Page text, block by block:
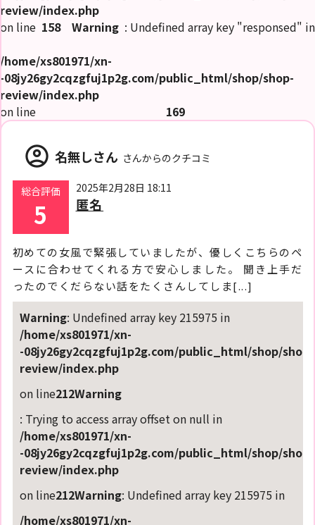
review/index.php
on line 158 Warning : Undefined array key "responsed" in
/home/xs801971/xn-
-08jy26gy2cqzgfuj1p2g.com/public_html/shop/shop-
review/index.php
on line
169
account_circle 名無しさん さんからのクチコミ
総合評価
5
2025年2月28日 18:11
匿名
初めての女風で緊張していましたが、優しくこちらのペ
ースに合わせてくれる方で安心しました。 聞き上手だ
ったのでくだらない話をたくさんしてしま[...]
Warning: Undefined array key 215975 in
/home/xs801971/xn-
-08jy26gy2cqzgfuj1p2g.com/public_html/shop/shop-
review/index.php
on line212Warning
: Trying to access array offset on null in
/home/xs801971/xn-
-08jy26gy2cqzgfuj1p2g.com/public_html/shop/shop-
review/index.php
on line212Warning: Undefined array key 215975 in
/home/xs801971/xn-